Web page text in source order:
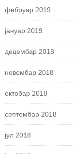
фебруар 2019
јануар 2019
децембар 2018
новембар 2018
октобар 2018
септембар 2018
јул 2018